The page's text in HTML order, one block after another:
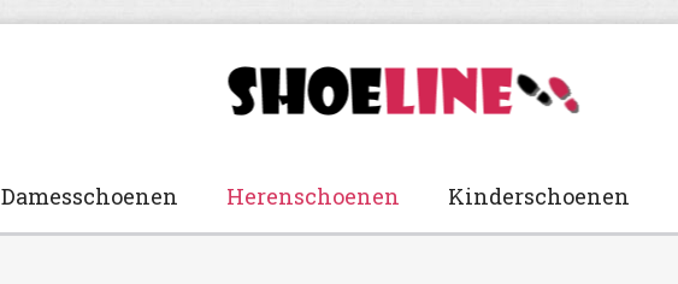
Damesschoenen Herenschoenen Kinderschoenen